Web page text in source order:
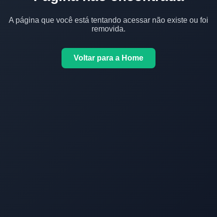
A página que você está tentando acessar não existe ou foi
removida.
Voltar para a Home